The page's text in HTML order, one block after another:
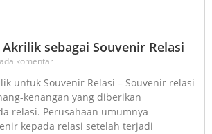
sebagai Souvenir Relasi
komentar
untuk Souvenir Relasi – Souvenir relasi
kenangan yang diberikan
relasi. Perusahaan umumnya
kepada relasi setelah terjadi